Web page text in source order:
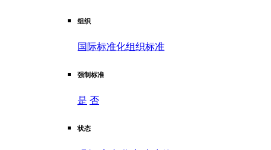
组织
国际标准化组织标准
强制标准
是 否
状态